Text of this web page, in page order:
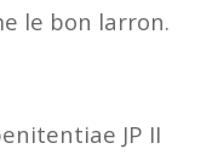
le bon larron.
JP II